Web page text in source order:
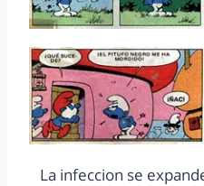
La infeccion se